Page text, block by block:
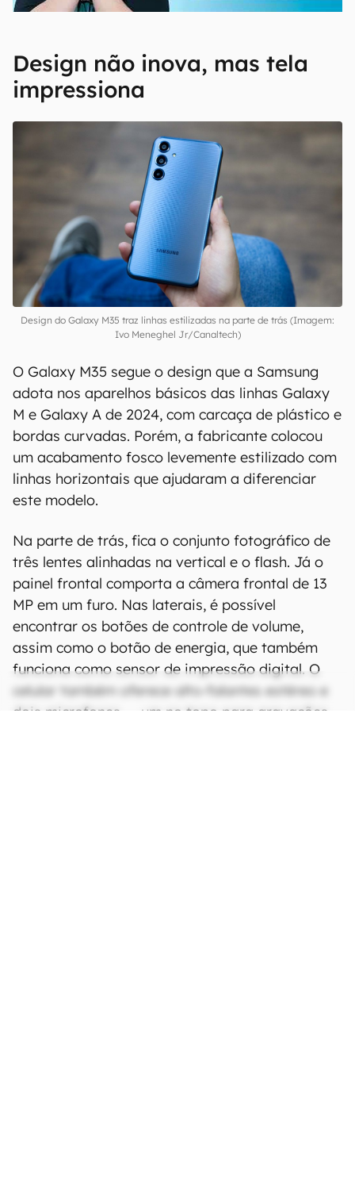
Design não inova, mas tela
impressiona
Design do Galaxy M35 traz linhas estilizadas na parte de trás (Imagem:
Ivo Meneghel Jr/Canaltech)
O Galaxy M35 segue o design que a Samsung
adota nos aparelhos básicos das linhas Galaxy
M e Galaxy A de 2024, com carcaça de plástico e
bordas curvadas. Porém, a fabricante colocou
um acabamento fosco levemente estilizado com
linhas horizontais que ajudaram a diferenciar
este modelo.
Na parte de trás, fica o conjunto fotográfico de
três lentes alinhadas na vertical e o flash. Já o
painel frontal comporta a câmera frontal de 13
MP em um furo. Nas laterais, é possível
encontrar os botões de controle de volume,
assim como o botão de energia, que também
funciona como sensor de impressão digital. O
celular também oferece alto-falantes estéreo e
dois microfones — um no topo para gravações